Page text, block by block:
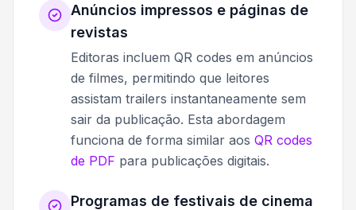
Anúncios impressos e páginas de
revistas
Editoras incluem QR codes em anúncios
de filmes, permitindo que leitores
assistam trailers instantaneamente sem
sair da publicação. Esta abordagem
funciona de forma similar aos QR codes
de PDF para publicações digitais.
Programas de festivais de cinema